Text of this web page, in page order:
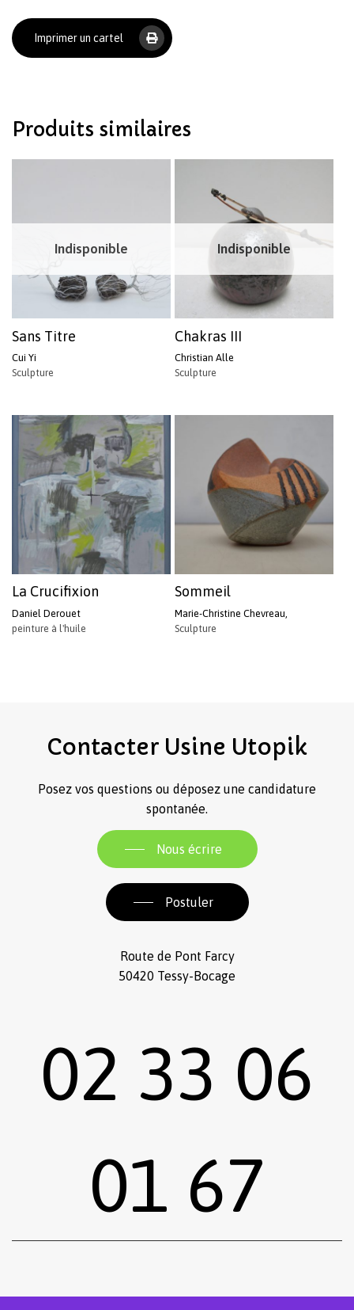
Votre panier est vide.
Revenir à l'Artotek
Imprimer un cartel
Produits similaires
Indisponible
Sans Titre
Cui Yi
Sculpture
Indisponible
Chakras III
Christian Alle
Sculpture
La Crucifixion
Daniel Derouet
peinture à l'huile
Sommeil
Marie-Christine Chevreau,
Sculpture
Contacter Usine Utopik
Posez vos questions ou déposez une candidature
spontanée.
Nous écrire
Postuler
Route de Pont Farcy
50420 Tessy-Bocage
02 33 06
01 67